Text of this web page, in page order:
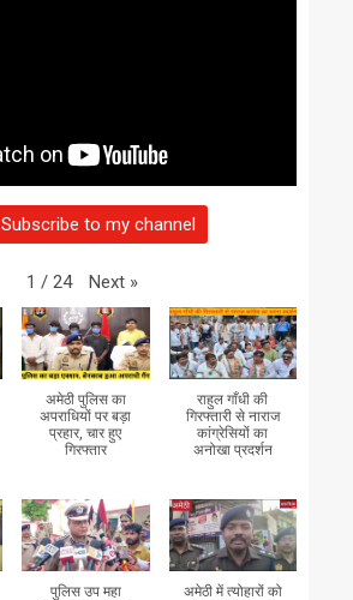
Subscribe to my channel
1 / 24 Next »
अमेठी पुलिस का
अपराधियों पर बड़ा
प्रहार, चार हुए
गिरफ्तार
राहुल गाँधी की
गिरफ्तारी से नाराज
कांग्रेसियों का
अनोखा प्रदर्शन
पुलिस उप महा
अमेठी में त्योहारों को